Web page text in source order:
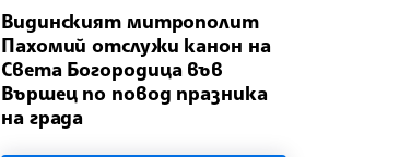
Видинският митрополит
Пахомий отслужи канон на
Света Богородица във
Вършец по повод празника
на града